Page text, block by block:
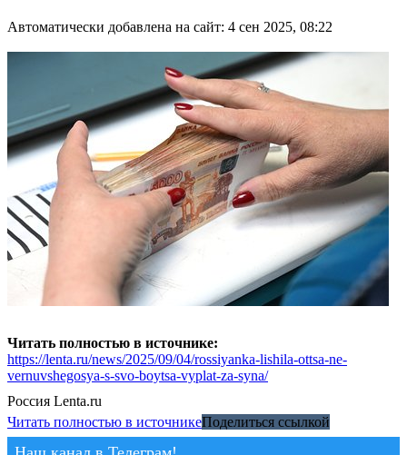
Автоматически добавлена на сайт: 4 сен 2025, 08:22
Читать полностью в источнике:
https://lenta.ru/news/2025/09/04/rossiyanka-lishila-ottsa-ne-
vernuvshegosya-s-svo-boytsa-vyplat-za-syna/
Россия Lenta.ru
Читать полностью в источникеПоделиться ссылкой